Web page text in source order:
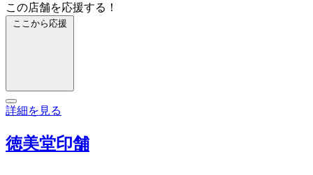
この店舗を応援する！
ここから応援
詳細を見る
徳美堂印舗